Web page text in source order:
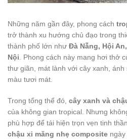
Những năm gần đây, phong cách
trở thành xu hướng chủ đạo trong
thành phố lớn như Đà Nẵng, Hội
Nội. Phong cách này mang hơi thở
thư giãn, mát lành với cây xanh,
màu tươi mát.
Trong tổng thể đó, cây xanh và
của không gian tropical. Nhưng
phù hợp để tái hiện trọn vẹn tinh
chậu xi măng nhẹ composite